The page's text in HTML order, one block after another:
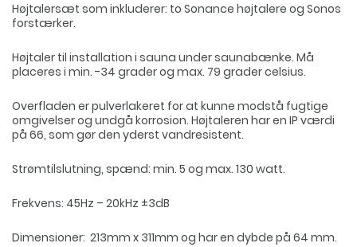
Højtalersæt som inkluderer: to Sonance højtalere og Sonos
forstærker.
Højtaler til installation i sauna under saunabænke. Må
placeres i min. -34 grader og max. 79 grader celsius.
Overfladen er pulverlakeret for at kunne modstå fugtige
omgivelser og undgå korrosion. Højtaleren har en IP værdi
på 66, som gør den yderst vandresistent.
Strømtilslutning, spænd: min. 5 og max. 130 watt.
Frekvens: 45Hz – 20kHz ±3dB
Dimensioner: 213mm x 311mm og har en dybde på 64 mm.